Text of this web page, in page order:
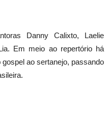
Danny Calixto, Laelie
Em meio ao repertório há
ao sertanejo, passando